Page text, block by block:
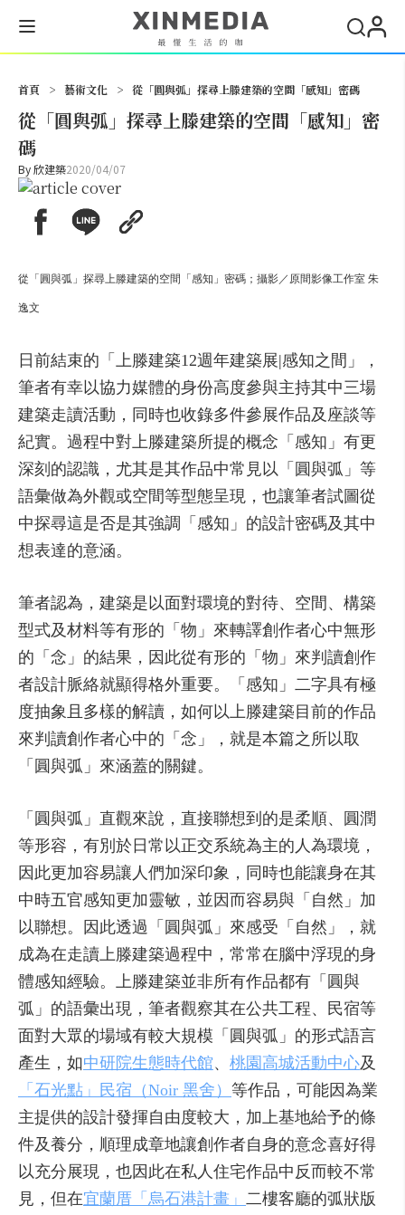
首頁 > 藝術文化 > 從「圓與弧」探尋上滕建築的空間「感知」密碼
從「圓與弧」探尋上滕建築的空間「感知」密
碼
By欣建築2020/04/07
從「圓與弧」探尋上滕建築的空間「感知」密碼；攝影／原間影像工作室 朱
逸文
日前結束的「上滕建築12週年建築展|感知之間」，
筆者有幸以協力媒體的身份高度參與主持其中三場
建築走讀活動，同時也收錄多件參展作品及座談等
紀實。過程中對上滕建築所提的概念「感知」有更
深刻的認識，尤其是其作品中常見以「圓與弧」等
語彙做為外觀或空間等型態呈現，也讓筆者試圖從
中探尋這是否是其強調「感知」的設計密碼及其中
想表達的意涵。
筆者認為，建築是以面對環境的對待、空間、構築
型式及材料等有形的「物」來轉譯創作者心中無形
的「念」的結果，因此從有形的「物」來判讀創作
者設計脈絡就顯得格外重要。「感知」二字具有極
度抽象且多樣的解讀，如何以上滕建築目前的作品
來判讀創作者心中的「念」，就是本篇之所以取
「圓與弧」來涵蓋的關鍵。
「圓與弧」直觀來說，直接聯想到的是柔順、圓潤
等形容，有別於日常以正交系統為主的人為環境，
因此更加容易讓人們加深印象，同時也能讓身在其
中時五官感知更加靈敏，並因而容易與「自然」加
以聯想。因此透過「圓與弧」來感受「自然」，就
成為在走讀上滕建築過程中，常常在腦中浮現的身
體感知經驗。上滕建築並非所有作品都有「圓與
弧」的語彙出現，筆者觀察其在公共工程、民宿等
面對大眾的場域有較大規模「圓與弧」的形式語言
產生，如中研院生態時代館、 桃園高城活動中心及
「石光點」民宿（Noir 黑舍） 等作品，可能因為業
主提供的設計發揮自由度較大，加上基地給予的條
件及養分，順理成章地讓創作者自身的意念喜好得
以充分展現，也因此在私人住宅作品中反而較不常
見，但在宜蘭厝「烏石港計畫」 二樓客廳的弧狀版